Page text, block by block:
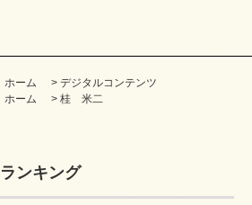
ホーム > デジタルコンテンツ
ホーム
> 桂 米二
ランキング